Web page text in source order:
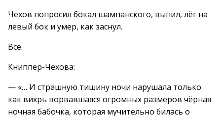
Чехов попросил бокал шампанского, выпил, лёг на
левый бок и умер, как заснул.
Всё.
Книппер-Чехова:
— «… И страшную тишину ночи нарушала только
как вихрь ворвавшаяся огромных размеров чёрная
ночная бабочка, которая мучительно билась о